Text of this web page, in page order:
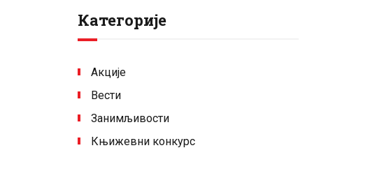
Категорије
Акције
Вести
Занимљивости
Књижевни конкурс